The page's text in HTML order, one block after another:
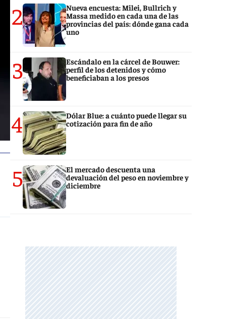
2
Nueva encuesta: Milei, Bullrich y
Massa medido en cada una de las
provincias del país: dónde gana cada
uno
3
Escándalo en la cárcel de Bouwer:
perfil de los detenidos y cómo
beneficiaban a los presos
4
Dólar Blue: a cuánto puede llegar su
cotización para fin de año
5
El mercado descuenta una
devaluación del peso en noviembre y
diciembre